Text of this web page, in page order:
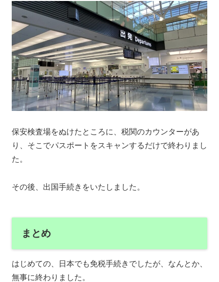
保安検査場をぬけたところに、税関のカウンターがあ
り、そこでパスポートをスキャンするだけで終わりまし
た。
その後、出国手続きをいたしました。
まとめ
はじめての、日本でも免税手続きでしたが、なんとか、
無事に終わりました。